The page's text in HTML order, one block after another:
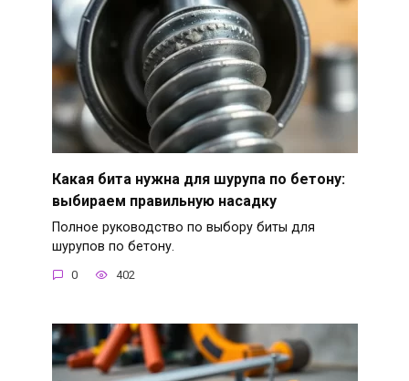
Какая бита нужна для шурупа по бетону:
выбираем правильную насадку
Полное руководство по выбору биты для
шурупов по бетону.
0 402